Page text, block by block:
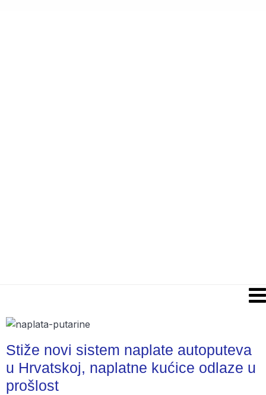
Stiže novi sistem naplate autoputeva
u Hrvatskoj, naplatne kućice odlaze u
prošlost